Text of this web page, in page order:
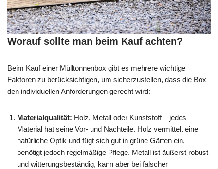
Worauf sollte man beim Kauf achten?
Beim Kauf einer Mülltonnenbox gibt es mehrere wichtige
Faktoren zu berücksichtigen, um sicherzustellen, dass die Box
den individuellen Anforderungen gerecht wird:
Materialqualität: Holz, Metall oder Kunststoff – jedes
Material hat seine Vor- und Nachteile. Holz vermittelt eine
natürliche Optik und fügt sich gut in grüne Gärten ein,
benötigt jedoch regelmäßige Pflege. Metall ist äußerst robust
und witterungsbeständig, kann aber bei falscher